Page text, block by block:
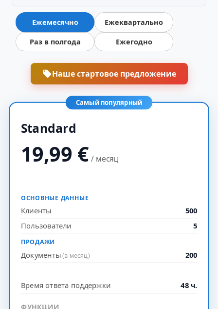
Ежемесячно Ежеквартально
Раз в полгода Ежегодно
Наше стартовое предложение
Самый популярный
Standard
19,99 € / месяц
ОСНОВНЫЕ ДАННЫЕ
Клиенты
500
Пользователи
5
ПРОДАЖИ
Документы(в месяц) 200
Время ответа поддержки 48 ч.
ФУНКЦИИ